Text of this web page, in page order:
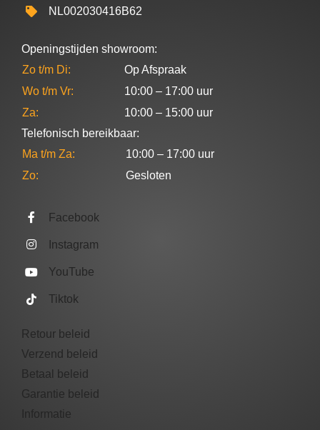
NL002030416B62
Openingstijden showroom:
Zo t/m Di:
Op Afspraak
Wo t/m Vr:
10:00 – 17:00 uur
Za:
10:00 – 15:00 uur
Telefonisch bereikbaar:
Ma t/m Za:
10:00 – 17:00 uur
Zo:
Gesloten
Facebook
Instagram
YouTube
Tiktok
Retour beleid
Verzend beleid
Betaal beleid
Garantie beleid​
Informatie